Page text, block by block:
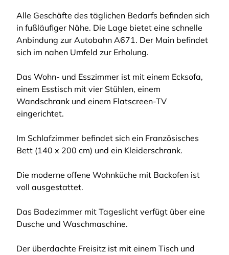
Alle Geschäfte des täglichen Bedarfs befinden sich
in fußläufiger Nähe. Die Lage bietet eine schnelle
Anbindung zur Autobahn A671. Der Main befindet
sich im nahen Umfeld zur Erholung.
Das Wohn- und Esszimmer ist mit einem Ecksofa,
einem Esstisch mit vier Stühlen, einem
Wandschrank und einem Flatscreen-TV
eingerichtet.
Im Schlafzimmer befindet sich ein Französisches
Bett (140 x 200 cm) und ein Kleiderschrank.
Die moderne offene Wohnküche mit Backofen ist
voll ausgestattet.
Das Badezimmer mit Tageslicht verfügt über eine
Dusche und Waschmaschine.
Der überdachte Freisitz ist mit einem Tisch und